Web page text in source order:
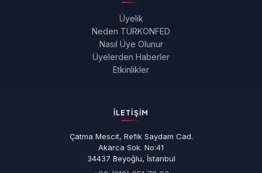
Üyelik
Neden TÜRKONFED
Nasıl Üye Olunur
Üyelerden Haberler
Etkinlikler
İLETIŞIM
Çatma Mescit, Refik Saydam Cad.
Akarca Sok. No:41
34437 Beyoğlu, İstanbul